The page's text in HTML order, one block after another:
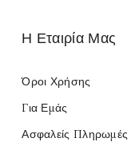
Η Εταιρία Μας
Όροι Χρήσης
Για Εμάς
Ασφαλείς Πληρωμές